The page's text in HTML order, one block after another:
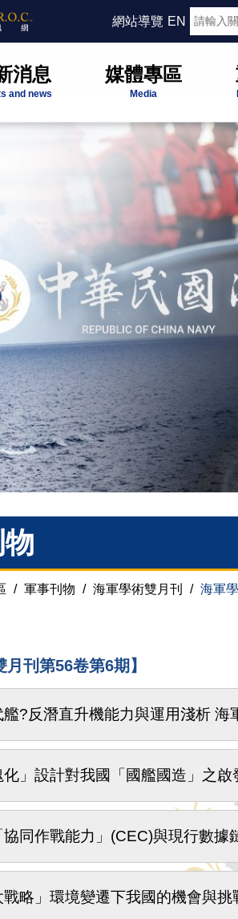
網站導覽 EN
消息
and news
媒體專區
Media
/ 軍事刊物 / 海軍學術雙月刊 / 海軍
月刊第56卷第6期】
?反潛直升機能力與運用淺析 海
化」設計對我國「國艦國造」之
協同作戰能力」(CEC)與現行數
略」環境變遷下我國的機會與